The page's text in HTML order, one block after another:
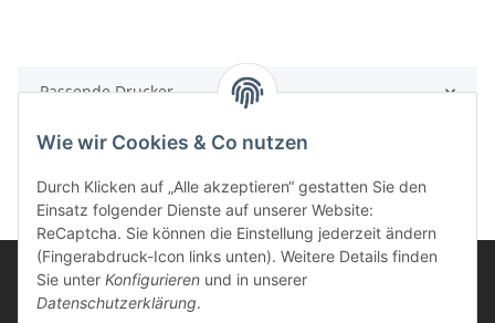
Passende Drucker
Wie wir Cookies & Co nutzen
Durch Klicken auf „Alle akzeptieren“ gestatten Sie den
Einsatz folgender Dienste auf unserer Website:
ReCaptcha. Sie können die Einstellung jederzeit ändern
(Fingerabdruck-Icon links unten). Weitere Details finden
Sie unter Konfigurieren und in unserer
Datenschutzerklärung.